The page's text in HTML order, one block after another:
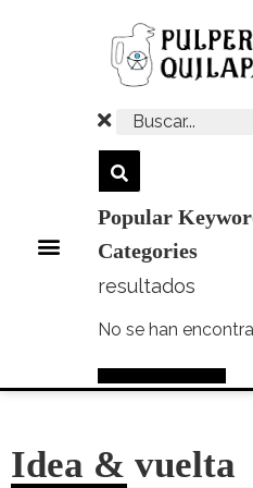
Menú
Popular
Categories
resultados
No se han
Idea & vuelta